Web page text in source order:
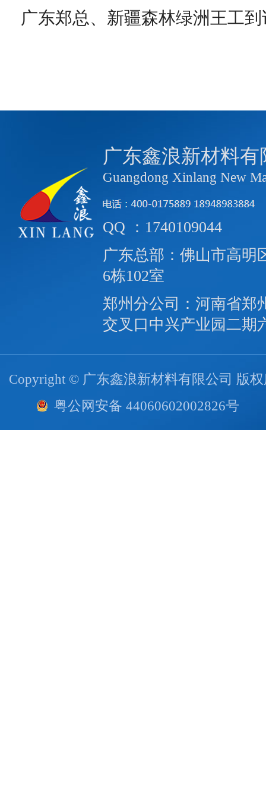
广东郑总、新疆森林绿洲王工
广东鑫浪新材料有
Guangdong Xinlang New
QQ ：1740109044
广东总部：佛山市高明
6栋102室
郑州分公司：河南省郑
交叉口中兴产业园二期
Copyright © 广东鑫浪新材料有限公司 版
粤公网安备 44060602002826号